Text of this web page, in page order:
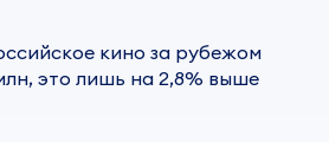
кино за рубежом
это лишь на 2,8% выше